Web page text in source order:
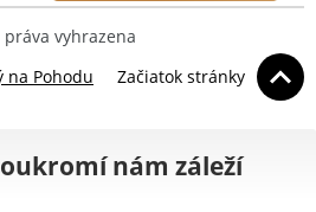
vyhrazena
na Pohodu
Začiatok stránky
nám záleží